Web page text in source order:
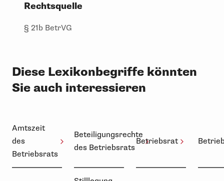
Rechtsquelle
§ 21b BetrVG
Diese Lexikonbegriffe könnten
Sie auch interessieren
Amtszeit
des
Betriebsrats
Beteiligungsrechte
des Betriebsrats
Betriebsrat